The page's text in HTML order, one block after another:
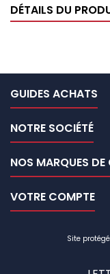
DÉTAILS DU
GUIDES ACHATS
NOTRE SOCIÉTÉ
NOS MARQUES DE
VOTRE COMPTE
Site